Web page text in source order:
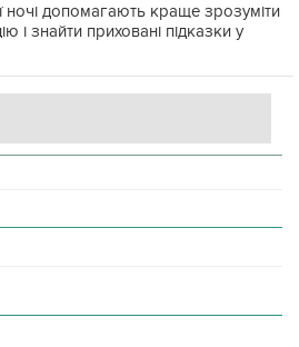
ночі допомагають краще зрозуміти
і знайти приховані підказки у